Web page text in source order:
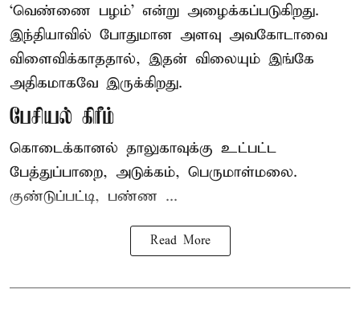
‘வெண்ணை பழம்’ என்று அழைக்கப்படுகிறது.
இந்தியாவில் போதுமான அளவு அவகோடாவை
விளைவிக்காததால், இதன் விலையும் இங்கே
அதிகமாகவே இருக்கிறது.
பேசியல் கிரீம்
கொடைக்கானல் தாலுகாவுக்கு உட்பட்ட
பேத்துப்பாறை, அடுக்கம், பெருமாள்மலை.
குண்டுப்பட்டி, பண்ண ...
Read More